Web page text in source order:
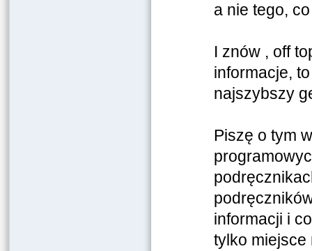
a nie tego,
I znów , off
informacje,
najszybszy
Piszę o tym
informacji i
tylko miejsce